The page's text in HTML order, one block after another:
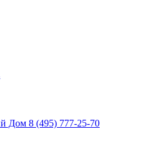
8 (495) 777-25-70